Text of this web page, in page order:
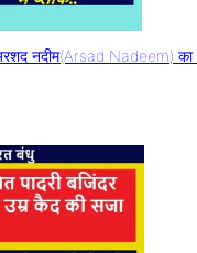
नदीम(Arsad Nadeem) का